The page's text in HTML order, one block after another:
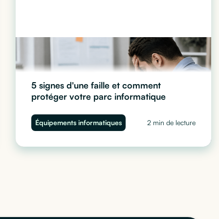
5 signes d'une faille et comment
protéger votre parc informatique
Ralentissements, comportements suspects, accès
anormaux... Découvrez les 5 signes d'une faille de
sécurité sur vos ordinateurs d'entreprise et comment
Équipements informatiques 2 min de lecture